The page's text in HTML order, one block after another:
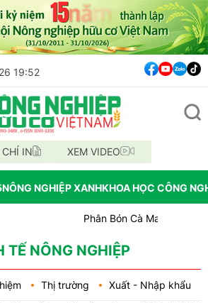
19:52
IN XEM VIDEO
NÔNG NGHIỆP XANHKHOA HỌC CÔNG
Phân Bón Cà Mau đồng hành với
Mùa xanh trên cánh đồng Mường
TẾ NÔNG NGHIỆP
Thị trường Xuất - Nhập khẩu